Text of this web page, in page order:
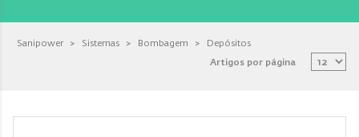
Sanipower > Sistemas > Bombagem > Depósitos
Artigos por página